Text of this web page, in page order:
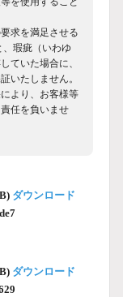
求を満足させる
、瑕疵（いわゆ
ていた場合に、
いたしません。
より、お客様等
任を負いませ
ダウンロード
ダウンロード